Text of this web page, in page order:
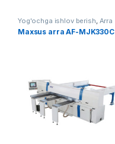
Yog'ochga ishlov berish, Arra
Maxsus arra AF-MJK330C